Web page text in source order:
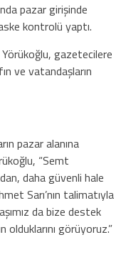
pazar girişinde
kontrolü yaptı.
gazetecilere
ve vatandaşların
pazar alanına
“Semt
daha güvenli hale
Sarı’nın talimatıyla
da bize destek
görüyoruz.”